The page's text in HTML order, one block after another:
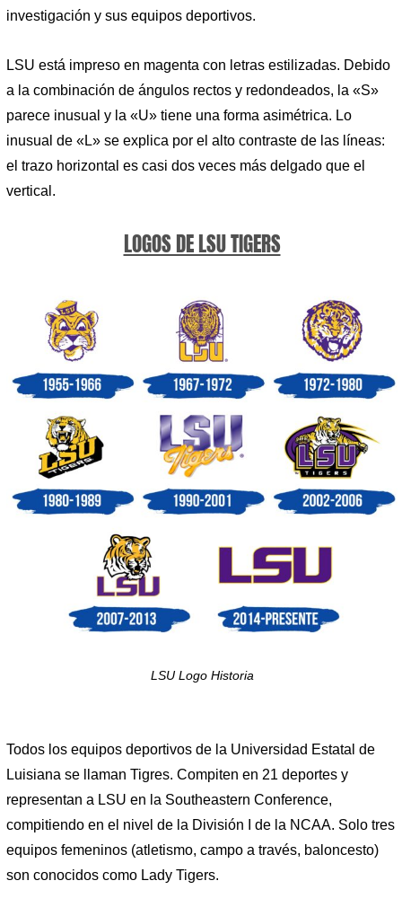
investigación y sus equipos deportivos.
LSU está impreso en magenta con letras estilizadas. Debido
a la combinación de ángulos rectos y redondeados, la «S»
parece inusual y la «U» tiene una forma asimétrica. Lo
inusual de «L» se explica por el alto contraste de las líneas:
el trazo horizontal es casi dos veces más delgado que el
vertical.
LOGOS DE LSU TIGERS
LSU Logo Historia
Todos los equipos deportivos de la Universidad Estatal de
Luisiana se llaman Tigres. Compiten en 21 deportes y
representan a LSU en la Southeastern Conference,
compitiendo en el nivel de la División I de la NCAA. Solo tres
equipos femeninos (atletismo, campo a través, baloncesto)
son conocidos como Lady Tigers.